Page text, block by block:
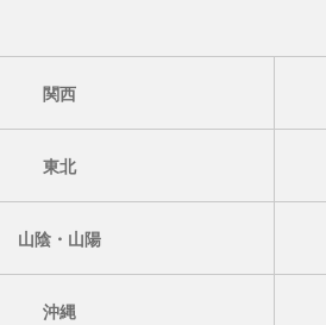
関西
東北
山陰・山陽
沖縄